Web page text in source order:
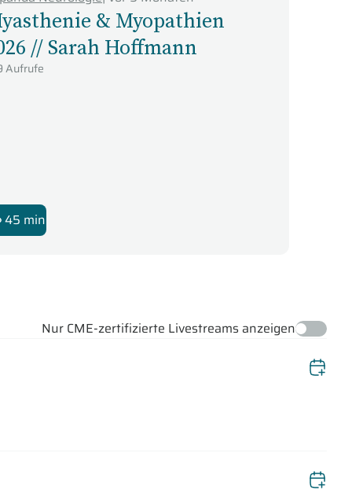
& Myopathien
// Sarah Hoffmann
Aufrufe
45 min
Nur CME-zertifizierte Livestreams anzeigen